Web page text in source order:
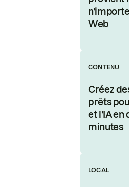
Web
CONTENU
Créez
prêts
et l’IA en
minutes
LOCAL